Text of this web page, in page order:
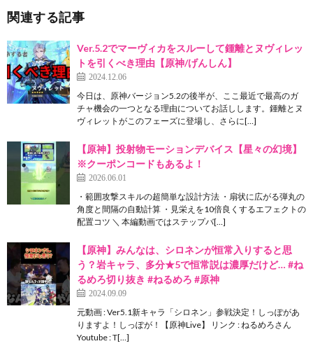
関連する記事
Ver.5.2でマーヴィカをスルーして鍾離とヌヴィレッ
トを引くべき理由【原神/げんしん】
2024.12.06
今日は、原神バージョン5.2の後半が、ここ最近で最高のガ
チャ機会の一つとなる理由についてお話しします。鍾離とヌ
ヴィレットがこのフェーズに登場し、さらに[…]
【原神】投射物モーションデバイス【星々の幻境】
※クーポンコードもあるよ！
2026.06.01
・範囲攻撃スキルの超簡単な設計方法 ・扇状に広がる弾丸の
角度と間隔の自動計算 ・見栄えを10倍良くするエフェクトの
配置コツ ＼ 本編動画ではステップバ[…]
【原神】みんなは、シロネンが恒常入りすると思
う？岩キャラ、多分★5で恒常説は濃厚だけど… #ね
るめろ切り抜き #ねるめろ #原神
2024.09.09
元動画 : Ver5.1新キャラ「シロネン」参戦決定！しっぽがあ
りますよ！しっぽが！【原神Live】 リンク : ねるめろさん
Youtube : T[…]